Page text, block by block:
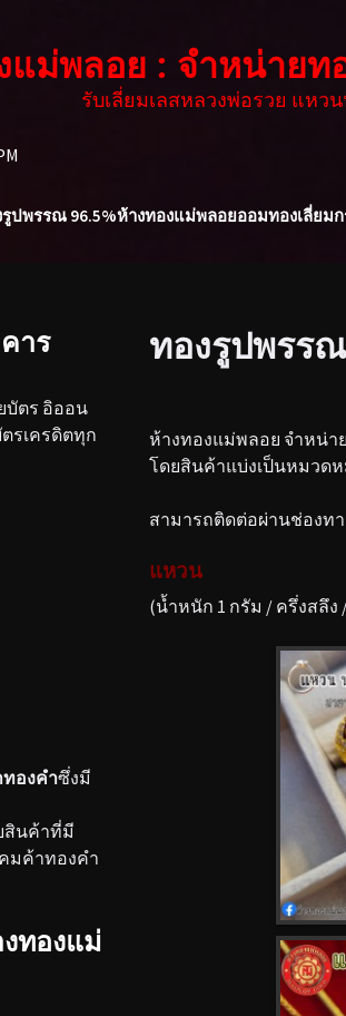
แม่พลอย : จำหน่ายท
รับเลี่ยมเลสหลวงพ่อรวย แหว
ปพรรณ 96.5%ห้างทองแม่พลอยออมทองเลี่ยม
ทองรูปพรร
ห้างทองแม่พลอย จำหน่า
โดยสินค้าแบ่งเป็นหมวด
สามารถติดต่อผ่านช่องทา
แหวน
(น้ำหนัก 1 กรัม / ครึ่งสลึง
าร
บัตร อิออน
ตรเครดิตทุก
องคำซึ่งมี
สินค้าที่มี
มค้าทองคำ
ทองแม่